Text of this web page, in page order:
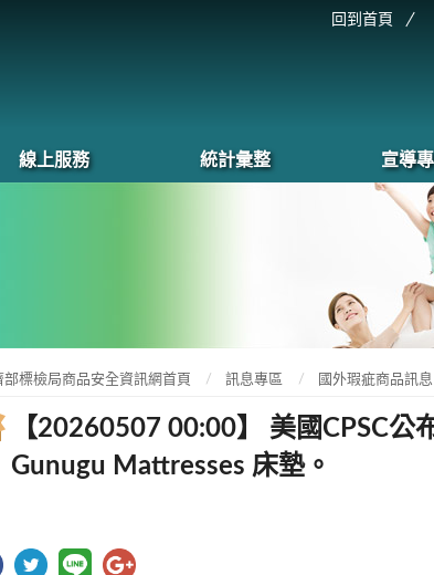
回到首頁
線上服務 統計彙整 宣導
部標檢局商品安全資訊網首頁 訊息專區 國外瑕疵商品訊息
【20260507 00:00】 美國CPSC公
Gunugu Mattresses 床墊。